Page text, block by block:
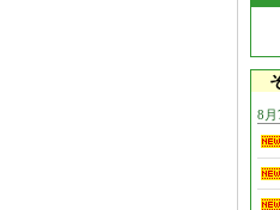
8月